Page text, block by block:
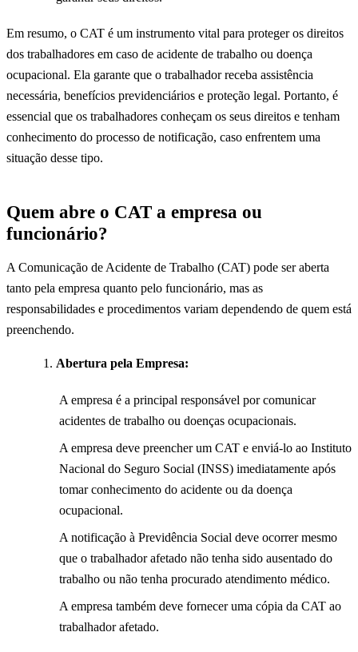
Em resumo, o CAT é um instrumento vital para proteger os direitos
dos trabalhadores em caso de acidente de trabalho ou doença
ocupacional. Ela garante que o trabalhador receba assistência
necessária, benefícios previdenciários e proteção legal. Portanto, é
essencial que os trabalhadores conheçam os seus direitos e tenham
conhecimento do processo de notificação, caso enfrentem uma
situação desse tipo.
Quem abre o CAT a empresa ou
funcionário?
A Comunicação de Acidente de Trabalho (CAT) pode ser aberta
tanto pela empresa quanto pelo funcionário, mas as
responsabilidades e procedimentos variam dependendo de quem está
preenchendo.
Abertura pela Empresa:
A empresa é a principal responsável por comunicar
acidentes de trabalho ou doenças ocupacionais.
A empresa deve preencher um CAT e enviá-lo ao Instituto
Nacional do Seguro Social (INSS) imediatamente após
tomar conhecimento do acidente ou da doença
ocupacional.
A notificação à Previdência Social deve ocorrer mesmo
que o trabalhador afetado não tenha sido ausentado do
trabalho ou não tenha procurado atendimento médico.
A empresa também deve fornecer uma cópia da CAT ao
trabalhador afetado.